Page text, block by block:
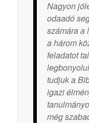
Nagyon
odaadó
számára a
a három
feladatot
tudjuk a
igazi
még